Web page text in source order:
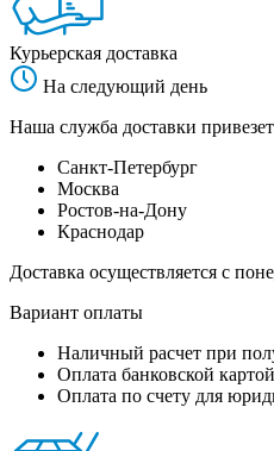
Курьерская доставка
На следующий день
Наша служба доставки
Санкт-Петербург
Москва
Ростов-на-Дону
Краснодар
Доставка осуществляется с
Вариант оплаты
Наличный расчет при
Оплата банковской
Оплата по счету для